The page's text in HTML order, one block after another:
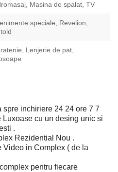
Masina de spalat, TV
speciale, Revelion,
Lenjerie de pat,
inchiriere 24 24 ore 7 7
cu un desing unic si
.
Rezidential Nou .
Video in Complex ( de la
pentru fiecare